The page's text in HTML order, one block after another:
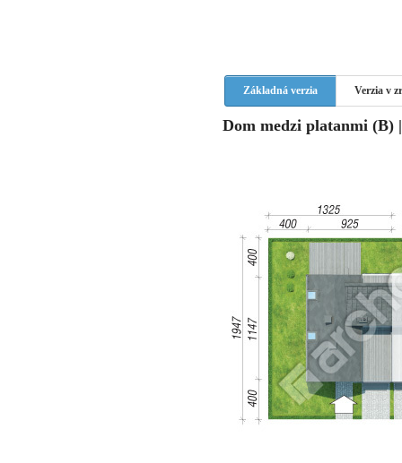
Základná verzia Verzia v
Dom medzi platanmi (B)